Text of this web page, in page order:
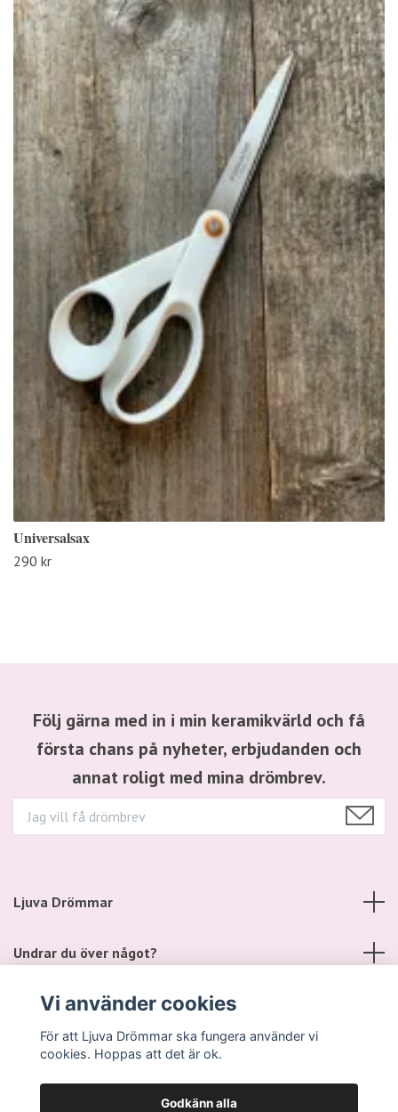
Universalsax
290 kr
Följ gärna med in i min keramikvärld och få
första chans på nyheter, erbjudanden och
annat roligt med mina drömbrev.
Ljuva Drömmar
Undrar du över något?
Sociala medier
Vi använder cookies
För att Ljuva Drömmar ska fungera använder vi
cookies. Hoppas att det är ok.
Godkänn alla